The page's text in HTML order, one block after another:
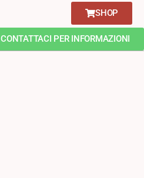
SHOP
CONTATTACI PER INFORMAZIONI